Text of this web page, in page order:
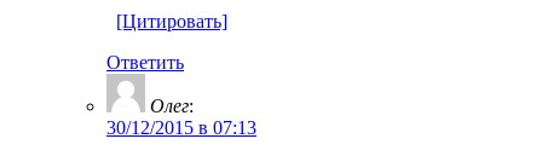
[Цитировать]
Ответить
Олег:
30/12/2015 в 07:13